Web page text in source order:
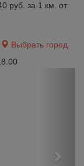
руб. за 1 км. от
Выбрать город